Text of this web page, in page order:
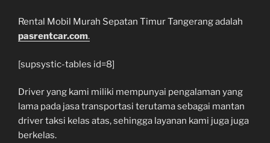
Rental Mobil Murah Sepatan Timur Tangerang adalah
pasrentcar.com.
[supsystic-tables id=8]
Driver yang kami miliki mempunyai pengalaman yang
lama pada jasa transportasi terutama sebagai mantan
driver taksi kelas atas, sehingga layanan kami juga juga
berkelas.